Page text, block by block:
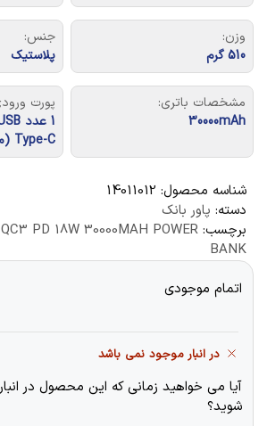
وزن:
510 گرم
جنس:
پلاستیک
مشخصات باتری:
30000mAh
پورت
Type-C (مشترک)
شناسه محصول: 14011012
دسته: پاور بانک
برچسب: PD 18W 30000MAH POWER
BANK
اتمام موجودی
در انبار موجود نمی باشد
آیا می خواهید زمانی که این محصول در
شوید؟